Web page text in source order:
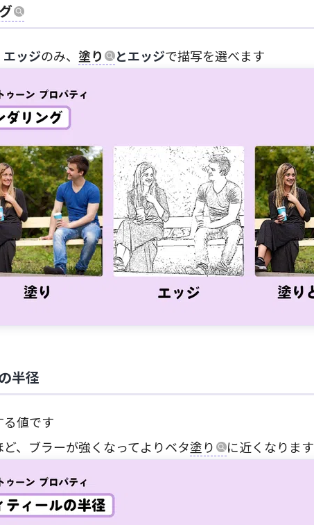
エッジのみ、 塗り とエッジで描写を選べます
半径
値です
、ブラーが強くなってよりベタ塗り に近くなります